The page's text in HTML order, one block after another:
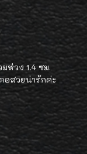
ห่วง 1.4 ซม.
อสวยน่ารักค่ะ